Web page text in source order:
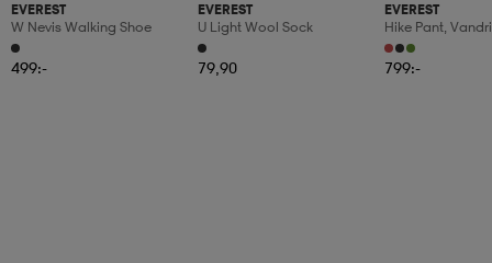
EVEREST
W Nevis Walking Shoe
499:-
EVEREST
U Light Wool Sock
79,90
EVEREST
Hike Pant,
Dam
799:-